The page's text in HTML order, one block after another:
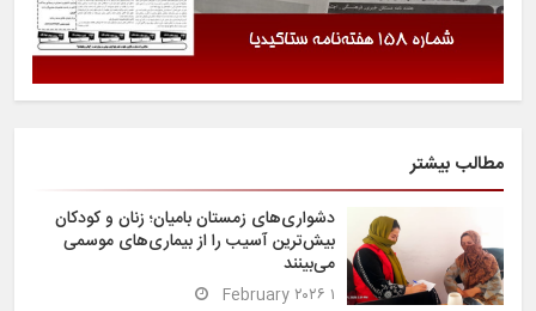
مطالب بیشتر
دشواری‌های زمستان بامیان؛ زنان و کودکان
بیش‌ترین آسیب را از بیماری‌های موسمی
می‌بینند
۱ February ۲۰۲۶